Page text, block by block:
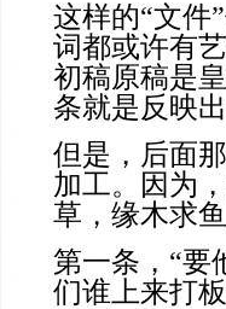
这样的“文件
词都或许有
初稿原稿是
条就是反映
但是，后面
加工。因为
草，缘木求
第一条，“
们谁上来打